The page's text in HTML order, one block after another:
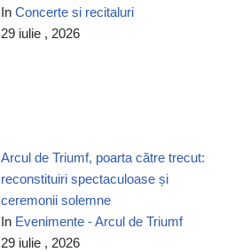
InConcerte si recitaluri
29 iulie , 2026
Arcul de Triumf, poarta către trecut:
reconstituiri spectaculoase și
ceremonii solemne
In Evenimente - Arcul de Triumf
29 iulie , 2026